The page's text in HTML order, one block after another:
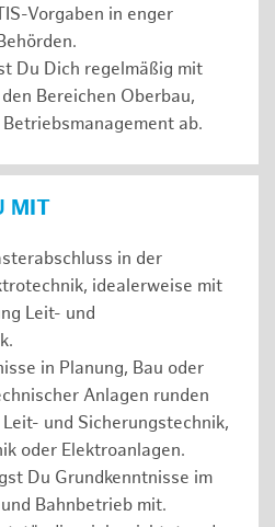
Vorgaben in enger
Du Dich regelmäßig mit
Bereichen Oberbau,
ab.
MIT
in der
idealerweise mit
Leit- und
in Planung, Bau oder
Anlagen runden
und Sicherungstechnik,
oder Elektroanlagen.
Du Grundkenntnisse im
Bahnbetrieb mit.